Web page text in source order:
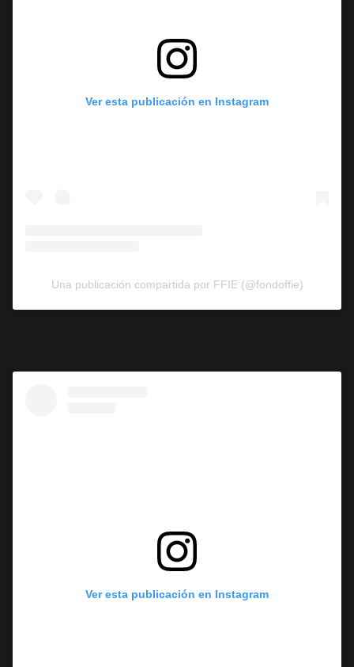
Ver esta publicación en Instagram
Una publicación compartida por FFIE (@fondoffie)
Ver esta publicación en Instagram